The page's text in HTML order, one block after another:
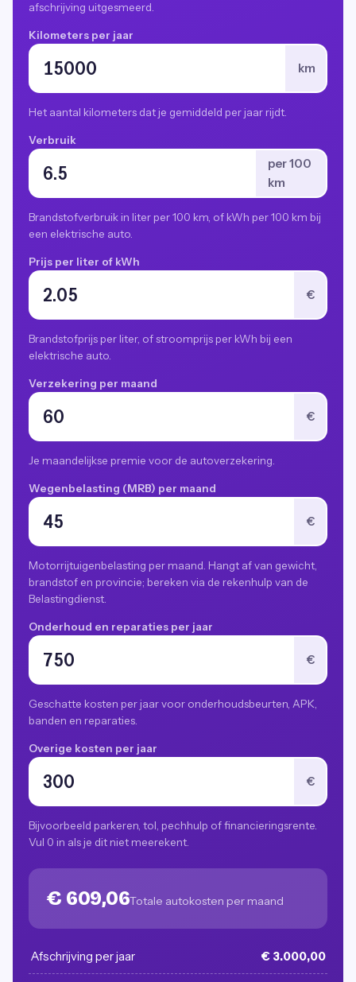
afschrijving uitgesmeerd.
Kilometers per jaar
km
Het aantal kilometers dat je gemiddeld per jaar rijdt.
Verbruik
per 100
km
Brandstofverbruik in liter per 100 km, of kWh per 100 km bij
een elektrische auto.
Prijs per liter of kWh
€
Brandstofprijs per liter, of stroomprijs per kWh bij een
elektrische auto.
Verzekering per maand
€
Je maandelijkse premie voor de autoverzekering.
Wegenbelasting (MRB) per maand
€
Motorrijtuigenbelasting per maand. Hangt af van gewicht,
brandstof en provincie; bereken via de rekenhulp van de
Belastingdienst.
Onderhoud en reparaties per jaar
€
Geschatte kosten per jaar voor onderhoudsbeurten, APK,
banden en reparaties.
Overige kosten per jaar
€
Bijvoorbeeld parkeren, tol, pechhulp of financieringsrente.
Vul 0 in als je dit niet meerekent.
€ 609,06Totale autokosten per maand
Afschrijving per jaar € 3.000,00